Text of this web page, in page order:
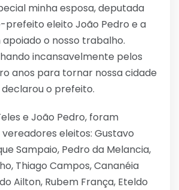
minha esposa, deputada
prefeito eleito João Pedro e a
o nosso trabalho.
incansavelmente pelos
anos para tornar nossa cidade
declarou o prefeito.
e João Pedro, foram
eleitos: Gustavo
Sampaio, Pedro da Melancia,
Thiago Campos, Cananéia
Ailton, Rubem França, Eteldo